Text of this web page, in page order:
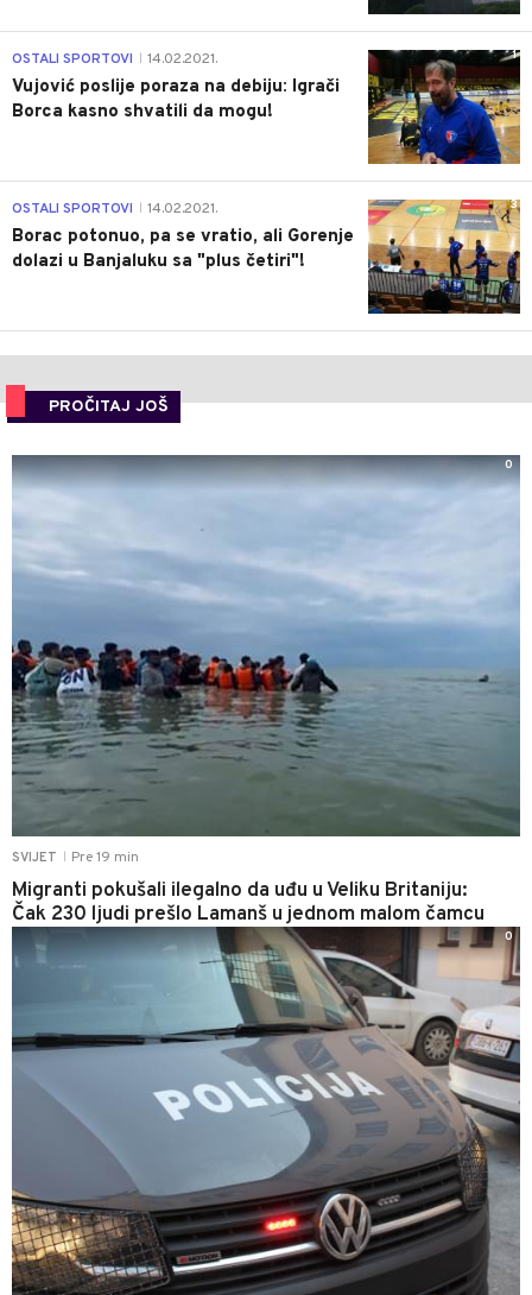
1
OSTALI SPORTOVI 14.02.2021.
Vujović poslije poraza na debiju: Igrači
Borca kasno shvatili da mogu!
3
OSTALI SPORTOVI 14.02.2021.
Borac potonuo, pa se vratio, ali Gorenje
dolazi u Banjaluku sa "plus četiri"!
PROČITAJ JOŠ
SVIJET Pre 19 min
Migranti pokušali ilegalno da uđu u Veliku Britaniju:
Čak 230 ljudi prešlo Lamanš u jednom malom čamcu
0
0